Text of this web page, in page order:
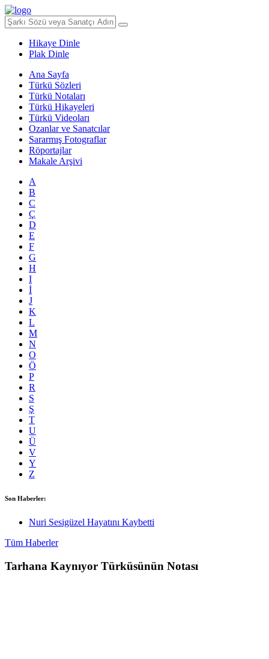
Hikaye Dinle
Plak Dinle
Ana Sayfa
Türkü Sözleri
Türkü Notaları
Türkü Hikayeleri
Türkü Videoları
Ozanlar ve Sanatcılar
Sararmış Fotograflar
Röportajlar
Makale Arşivi
A
B
C
Ç
D
E
F
G
H
I
İ
J
K
L
M
N
O
Ö
P
R
S
Ş
T
U
Ü
V
Y
Z
Son Haberler:
Nuri Sesigüzel Hayatını Kaybetti
Tüm Haberler
Tarhana Kaynıyor Türküsünün Notası